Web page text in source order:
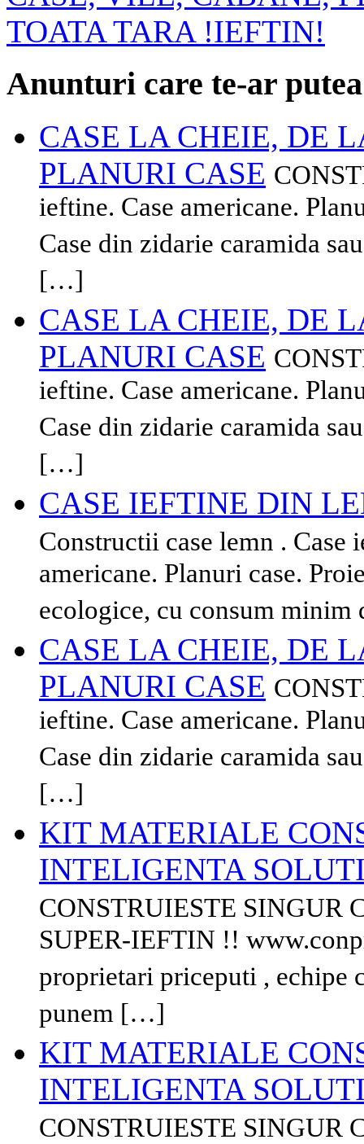
Anunturi care te-ar
CASE LA CHEIE, DE
PLANURI CASE
ieftine. Case americane.
Case din zidarie caramida
[…]
CASE LA CHEIE, DE
PLANURI CASE
ieftine. Case americane.
Case din zidarie caramida
[…]
CASE IEFTINE DIN
Constructii case lemn . Case
americane. Planuri case.
ecologice, cu consum
CASE LA CHEIE, DE
PLANURI CASE
ieftine. Case americane.
Case din zidarie caramida
[…]
KIT MATERIALE
INTELIGENTA
CONSTRUIESTE SINGUR
SUPER-IEFTIN !!
proprietari priceputi , echipe
punem […]
KIT MATERIALE
INTELIGENTA
CONSTRUIESTE SINGUR